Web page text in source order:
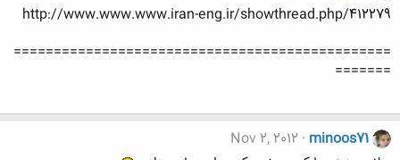
http://www.www.www.iran-eng.ir/showthread.php/412279
===============================================
=======
minoos71
Nov 2, 2012